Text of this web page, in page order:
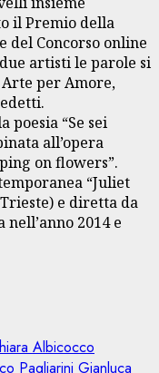
il Premio della
del Concorso online
due artisti le parole si
Arte per Amore,
poesia “Se sei
all’opera
on flowers”.
“Juliet
e diretta da
2014 e
Albicocco
Pagliarini Gianluca